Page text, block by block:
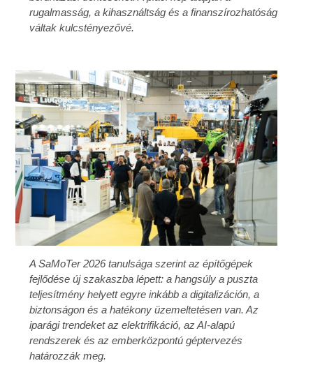
rugalmasság, a kihasználtság és a finanszírozhatóság
váltak kulcstényezővé.
A SaMoTer 2026 tanulsága szerint az építőgépek
fejlődése új szakaszba lépett: a hangsúly a puszta
teljesítmény helyett egyre inkább a digitalizáción, a
biztonságon és a hatékony üzemeltetésen van. Az
iparági trendeket az elektrifikáció, az AI-alapú
rendszerek és az emberközpontú géptervezés
határozzák meg.